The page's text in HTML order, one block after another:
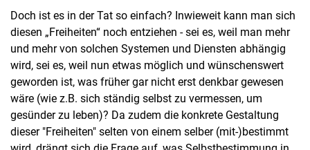
Doch ist es in der Tat so einfach? Inwieweit kann man sich
diesen „Freiheiten“ noch entziehen - sei es, weil man mehr
und mehr von solchen Systemen und Diensten abhängig
wird, sei es, weil nun etwas möglich und wünschenswert
geworden ist, was früher gar nicht erst denkbar gewesen
wäre (wie z.B. sich ständig selbst zu vermessen, um
gesünder zu leben)? Da zudem die konkrete Gestaltung
dieser "Freiheiten" selten von einem selber (mit-)bestimmt